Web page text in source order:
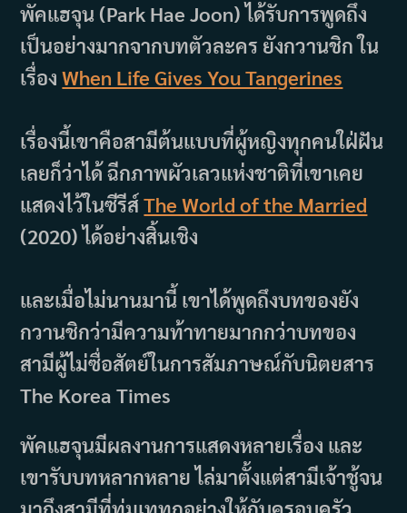
พัคแฮจุน (Park Hae Joon) ได้รับการพูดถึง
เป็นอย่างมากจากบทตัวละคร ยังกวานชิก ใน
เรื่องWhen Life Gives You Tangerines
เรื่องนี้เขาคือสามีต้นแบบที่ผู้หญิงทุกคนใฝ่ฝัน
เลยก็ว่าได้ ฉีกภาพผัวเลวแห่งชาติที่เขาเคย
แสดงไว้ในซีรีส์The World of the Married
(2020) ได้อย่างสิ้นเชิง
และเมื่อไม่นานมานี้ เขาได้พูดถึงบทของยัง
กวานชิกว่ามีความท้าทายมากกว่าบทของ
สามีผู้ไม่ซื่อสัตย์ในการสัมภาษณ์กับนิตยสาร
The Korea Times
พัคแฮจุนมีผลงานการแสดงหลายเรื่อง และ
เขารับบทหลากหลาย ไล่มาตั้งแต่สามีเจ้าชู้จน